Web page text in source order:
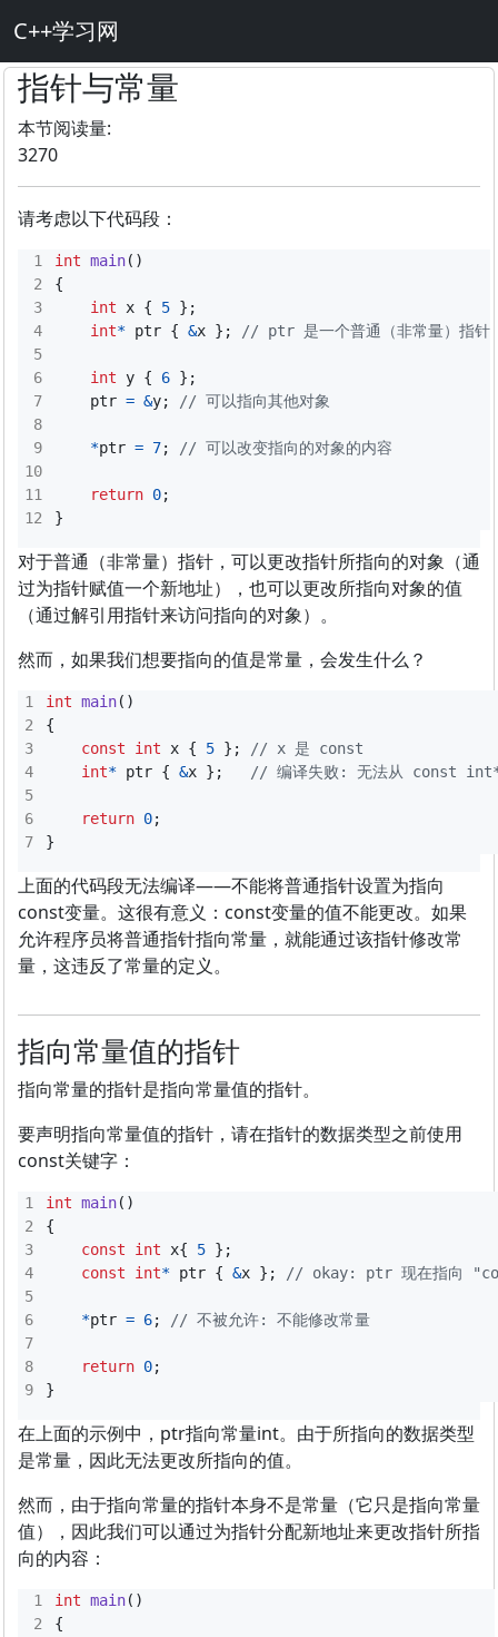
C++学习网
指针与常量
本节阅读量:
3270
请考虑以下代码段：
3
4
5
6
7
8
9
10
int main()
{
int
x { 5 };
int* ptr { &x };
int y { 6 };
ptr = &y;
*ptr = 7;
return 0;
}
对于普通（非常量）指针，可以更改指针所指向的对象（通
过为指针赋值一个新地址），也可以更改所指向对象的值
（通过解引用指针来访问指向的对象）。
然而，如果我们想要指向的值是常量，会发生什么？
3
4
5
6
7
int main()
{
const
int x { 5 };
int* ptr { &x };
return 0;
}
上面的代码段无法编译——不能将普通指针设置为指向
const变量。这很有意义：const变量的值不能更改。如果
允许程序员将普通指针指向常量，就能通过该指针修改常
量，这违反了常量的定义。
指向常量值的指针
指向常量的指针是指向常量值的指针。
要声明指向常量值的指针，请在指针的数据类型之前使用
const关键字：
3
4
5
6
7
8
9
int main()
{
const
int x{ 5 };
const
int* ptr { &x };
*ptr = 6;
return 0;
}
在上面的示例中，ptr指向常量int。由于所指向的数据类型
是常量，因此无法更改所指向的值。
然而，由于指向常量的指针本身不是常量（它只是指向常量
值），因此我们可以通过为指针分配新地址来更改指针所指
向的内容：
int main()
{